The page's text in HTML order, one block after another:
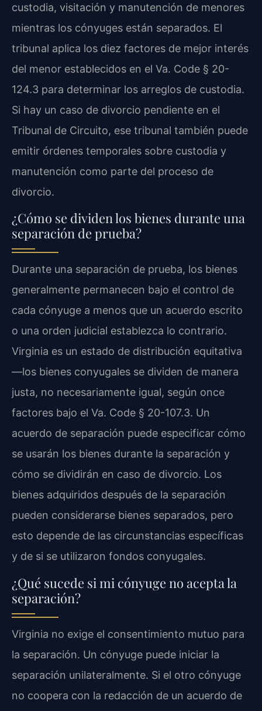
custodia, visitación y manutención de menores
mientras los cónyuges están separados. El
tribunal aplica los diez factores de mejor interés
del menor establecidos en el Va. Code § 20-
124.3 para determinar los arreglos de custodia.
Si hay un caso de divorcio pendiente en el
Tribunal de Circuito, ese tribunal también puede
emitir órdenes temporales sobre custodia y
manutención como parte del proceso de
divorcio.
¿Cómo se dividen los bienes durante una
separación de prueba?
Durante una separación de prueba, los bienes
generalmente permanecen bajo el control de
cada cónyuge a menos que un acuerdo escrito
o una orden judicial establezca lo contrario.
Virginia es un estado de distribución equitativa
—los bienes conyugales se dividen de manera
justa, no necesariamente igual, según once
factores bajo el Va. Code § 20-107.3. Un
acuerdo de separación puede especificar cómo
se usarán los bienes durante la separación y
cómo se dividirán en caso de divorcio. Los
bienes adquiridos después de la separación
pueden considerarse bienes separados, pero
esto depende de las circunstancias específicas
y de si se utilizaron fondos conyugales.
¿Qué sucede si mi cónyuge no acepta la
separación?
Virginia no exige el consentimiento mutuo para
la separación. Un cónyuge puede iniciar la
separación unilateralmente. Si el otro cónyuge
no coopera con la redacción de un acuerdo de